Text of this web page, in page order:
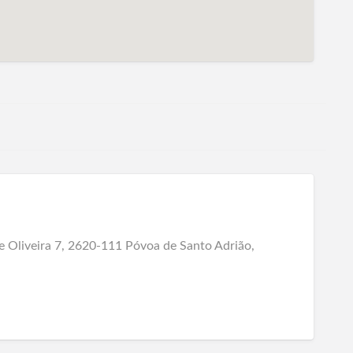
Oliveira 7, 2620-111 Póvoa de Santo Adrião,